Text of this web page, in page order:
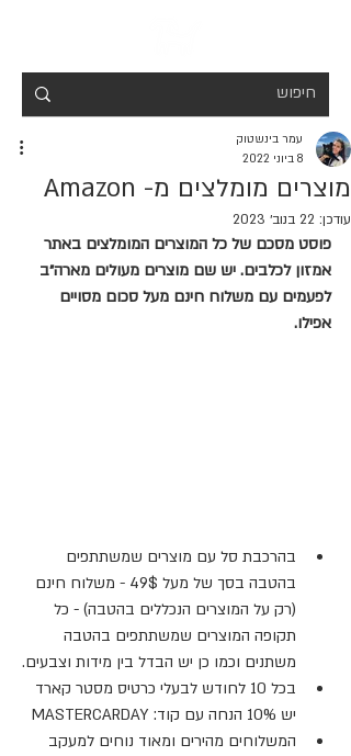
מוצרים מומלצים מ- Amazon
עמר בינשטוק
8 ביוני 2022
עודכן: 22 בנוב׳ 2023
פוסט מסכם של כל המוצרים המומלצים באתר
אמזון לכלבים. יש שם מוצרים מעולים מארה״ב
לפעמים עם משלוח חינם מעל סכום מסויים
אפילו.
בהרכבת סל עם מוצרים שמשתתפים
בהטבה בסך של מעל 49$ - משלוח חינם
(רק על המוצרים הנכללים בהטבה) - כל
תקופה המוצרים שמשתתפים בהטבה
משתנים וכמו כן יש הבדל בין מידות וצבעים.
בכל 10 לחודש לבעלי כרטיס מסטר קארד
יש 10% הנחה עם קוד: MASTERCARDAY
המשלוחים מהירים ומאוד נוחים למעקב